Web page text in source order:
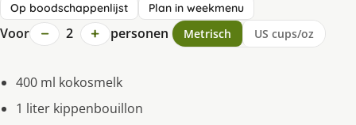
Op boodschappenlijst Plan in weekmenu
Voor − 2 + personen Metrisch US cups/oz
400 ml kokosmelk
1 liter kippenbouillon